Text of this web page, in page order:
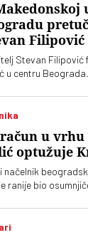
Filipović
Stevan Filipović
u centru
u vrhu
optužuje
načelnik
ranije bio
Uprave
da mu smešta.